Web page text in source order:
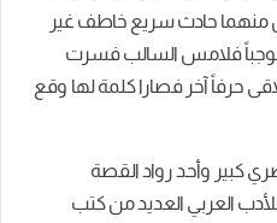
حادث سريع خاطف غير
موجباً فلامس السالب فسرت
حرفاً آخر فصارا كلمة لها وقع
كبير وأحد رواد القصة
العربي العديد من كتب